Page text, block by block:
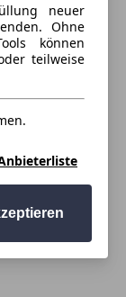
neuer
Ohne
können
teilweise